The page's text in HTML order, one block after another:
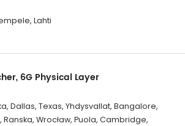
Lahti
6G Physical Layer
Dallas, Texas, Yhdysvallat, Bangalore,
Ranska, Wrocław, Puola, Cambridge,